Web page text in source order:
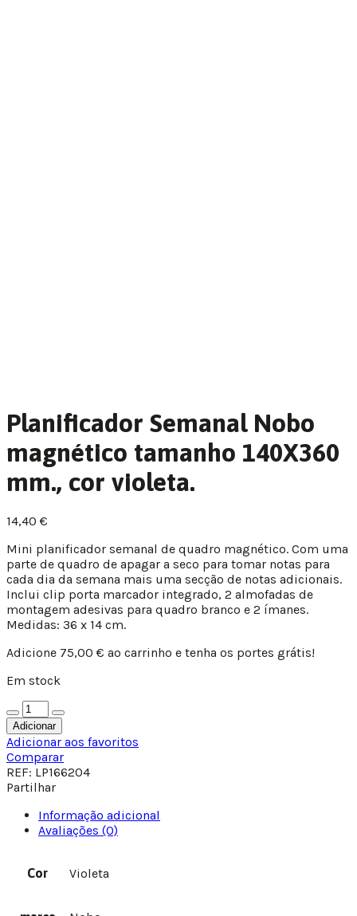
Planificador Semanal Nobo
magnético tamanho 140X360
mm., cor violeta.
14,40 €
Mini planificador semanal de quadro magnético. Com uma
parte de quadro de apagar a seco para tomar notas para
cada dia da semana mais uma secção de notas adicionais.
Inclui clip porta marcador integrado, 2 almofadas de
montagem adesivas para quadro branco e 2 ímanes.
Medidas: 36 x 14 cm.
Adicione 75,00 € ao carrinho e tenha os portes grátis!
Em stock
Adicionar
Adicionar aos favoritos
Comparar
REF: LP166204
Partilhar
Informação adicional
Avaliações (0)
Cor Violeta